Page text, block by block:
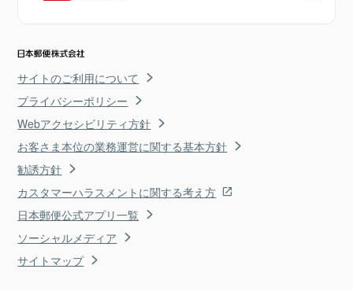
サイトのご利用について
プライバシーポリシー
Webアクセシビリティ方針
お客さま本位の業務運営に関する基本方針
勧誘方針
カスタマーハラスメントに関する考え方
日本郵便公式アプリ一覧
ソーシャルメディア
サイトマップ